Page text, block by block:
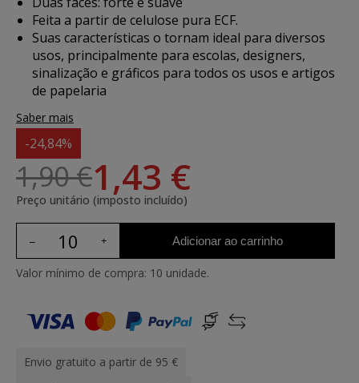
Feita a partir de celulose pura ECF.
Suas características o tornam ideal para diversos
usos, principalmente para escolas, designers,
sinalização e gráficos para todos os usos e artigos
de papelaria
Saber mais
-24,84%
1,90 €1,43 €
Preço unitário (imposto incluído)
Adicionar ao carrinho
Valor mínimo de compra: 10 unidade.
Envio gratuito a partir de 95 €